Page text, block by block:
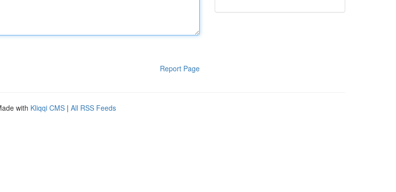
Report Page
with Kliqqi CMS | All RSS Feeds